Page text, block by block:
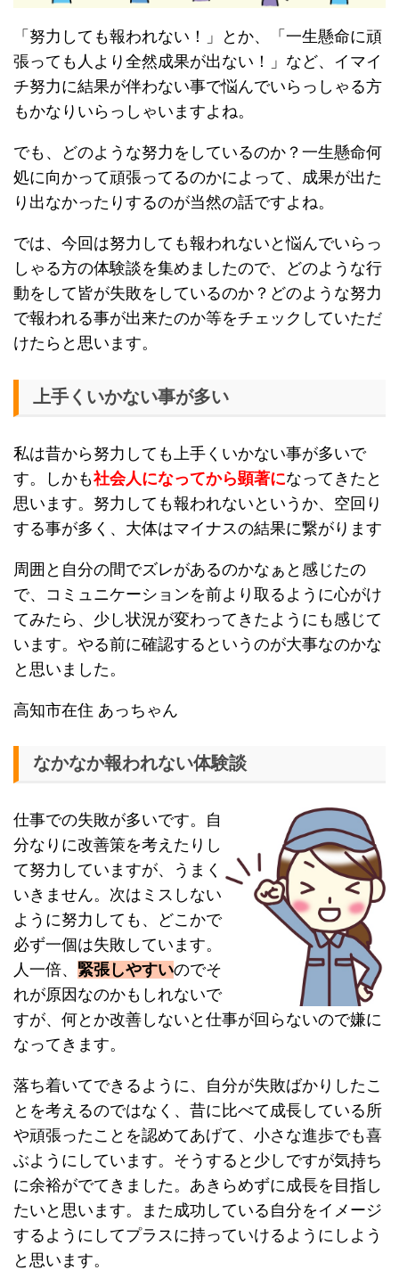
「努力しても報われない！」とか、「一生懸命に頑
張っても人より全然成果が出ない！」など、イマイ
チ努力に結果が伴わない事で悩んでいらっしゃる方
もかなりいらっしゃいますよね。
でも、どのような努力をしているのか？一生懸命何
処に向かって頑張ってるのかによって、成果が出た
り出なかったりするのが当然の話ですよね。
では、今回は努力しても報われないと悩んでいらっ
しゃる方の体験談を集めましたので、どのような行
動をして皆が失敗をしているのか？どのような努力
で報われる事が出来たのか等をチェックしていただ
けたらと思います。
上手くいかない事が多い
私は昔から努力しても上手くいかない事が多いで
す。しかも社会人になってから顕著になってきたと
思います。努力しても報われないというか、空回り
する事が多く、大体はマイナスの結果に繋がります
周囲と自分の間でズレがあるのかなぁと感じたの
で、コミュニケーションを前より取るように心がけ
てみたら、少し状況が変わってきたようにも感じて
います。やる前に確認するというのが大事なのかな
と思いました。
高知市在住 あっちゃん
なかなか報われない体験談
仕事での失敗が多いです。自
分なりに改善策を考えたりし
て努力していますが、うまく
いきません。次はミスしない
ように努力しても、どこかで
必ず一個は失敗しています。
人一倍、 緊張しやすいのでそ
れが原因なのかもしれないで
すが、何とか改善しないと仕事が回らないので嫌に
なってきます。
落ち着いてできるように、自分が失敗ばかりしたこ
とを考えるのではなく、昔に比べて成長している所
や頑張ったことを認めてあげて、小さな進歩でも喜
ぶようにしています。そうすると少しですが気持ち
に余裕がでてきました。あきらめずに成長を目指し
たいと思います。また成功している自分をイメージ
するようにしてプラスに持っていけるようにしよう
と思います。